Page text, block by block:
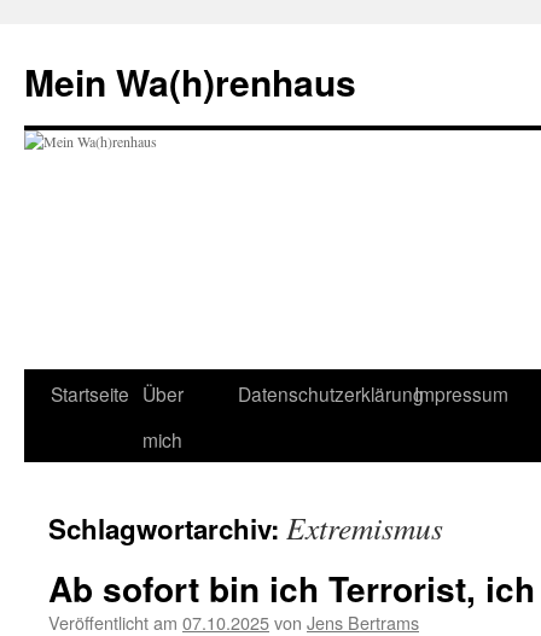
springen
Mein Wa(h)renhaus
Startseite Über
mich
DatenschutzerklärungImpressum
Schlagwortarchiv: Extremismus
Ab sofort bin ich Terrorist,
Veröffentlicht am 07.10.2025von Jens Bertrams